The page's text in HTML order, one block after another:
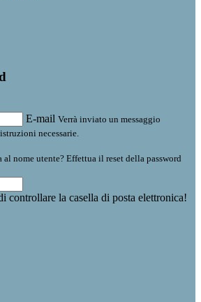
E-mail Verrà inviato un messaggio
necessarie.
al nome utente? Effettua il reset della password
controllare la casella di posta elettronica!